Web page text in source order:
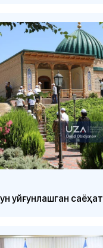
уйғунлашган саёҳат